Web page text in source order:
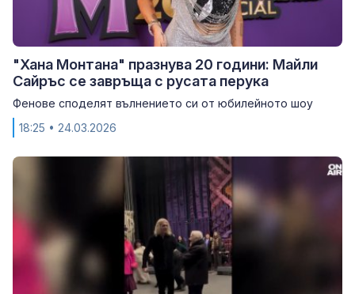
"Хана Монтана" празнува 20 години: Майли
Сайръс се завръща с русата перука
Фенове споделят вълнението си от юбилейното шоу
18:25 • 24.03.2026